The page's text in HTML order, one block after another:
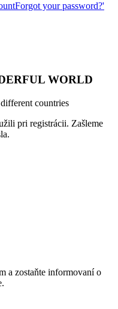
your password?'
WORLD
countries
pri registrácii. Zašleme
a zostaňte informovaní o